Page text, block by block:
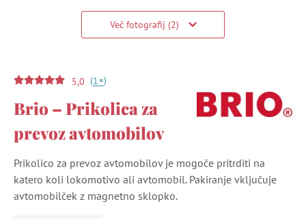
Več fotografij (2)
5,0 (1+)
Brio – Prikolica za
prevoz avtomobilov
Prikolico za prevoz avtomobilov je mogoče pritrditi na
katero koli lokomotivo ali avtomobil. Pakiranje vključuje
avtomobilček z magnetno sklopko.